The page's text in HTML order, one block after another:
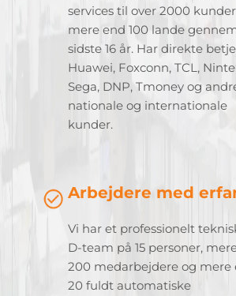
services til over 2000
mere end 100 lande
sidste 16 år. Har direkte
Huawei, Foxconn, TCL,
Sega, DNP, Tmoney og
nationale og internationale
kunder.
Arbejdere med
Vi har et professionelt
D-team på 15 personer,
200 medarbejdere og mere
20 fuldt automatiske